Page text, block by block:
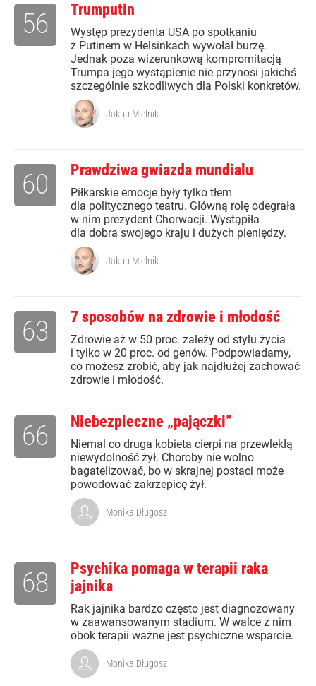
Trumputin
Występ prezydenta USA po spotkaniu
z Putinem w Helsinkach wywołał burzę.
Jednak poza wizerunkową kompromitacją
Trumpa jego wystąpienie nie przynosi jakichś
szczególnie szkodliwych dla Polski konkretów.
56
Jakub Mielnik
Prawdziwa gwiazda mundialu
Piłkarskie emocje były tylko tłem
dla politycznego teatru. Główną rolę odegrała
w nim prezydent Chorwacji. Wystąpiła
dla dobra swojego kraju i dużych pieniędzy.
60
Jakub Mielnik
7 sposobów na zdrowie i młodość
Zdrowie aż w 50 proc. zależy od stylu życia
i tylko w 20 proc. od genów. Podpowiadamy,
co możesz zrobić, aby jak najdłużej zachować
zdrowie i młodość.
63
Niebezpieczne „pajączki”
Niemal co druga kobieta cierpi na przewlekłą
niewydolność żył. Choroby nie wolno
bagatelizować, bo w skrajnej postaci może
powodować zakrzepicę żył.
66
Monika Długosz
Psychika pomaga w terapii raka
jajnika
Rak jajnika bardzo często jest diagnozowany
w zaawansowanym stadium. W walce z nim
obok terapii ważne jest psychiczne wsparcie.
68
Monika Długosz